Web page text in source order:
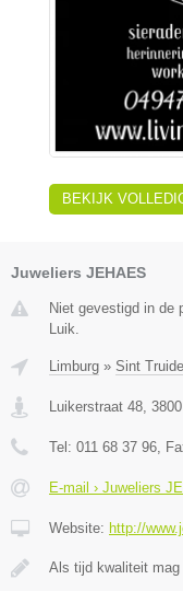
BEKIJK
Juweliers JEHAES
Niet gevestigd in de
Luik.
Limburg » Sint
Luikerstraat 48, 3800
Tel: 011 68 37 96,
E-mail › Juweliers
Website: http://
Als tijd kwaliteit